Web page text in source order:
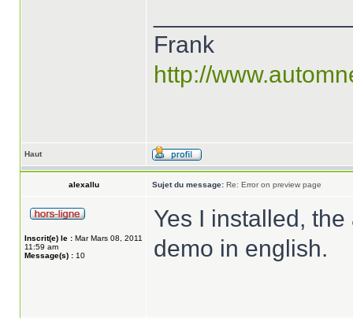
Frank
http://
Haut
alexallu Sujet du message: Re: Error on preview page
Inscrit(e) le : Mar Mars 08, 2011
11:59 am
Message(s) : 10
Yes I installed,
demo in english.